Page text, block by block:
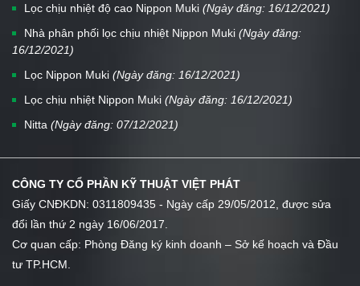
Lọc chịu nhiệt độ cao Nippon Muki (Ngày đăng: 16/12/2021)
Nhà phân phối lọc chịu nhiệt Nippon Muki (Ngày đăng:
16/12/2021)
Lọc Nippon Muki (Ngày đăng: 16/12/2021)
Lọc chịu nhiệt Nippon Muki (Ngày đăng: 16/12/2021)
Nitta (Ngày đăng: 07/12/2021)
CÔNG TY CỔ PHẦN KỸ THUẬT VIỆT PHÁT
Giấy CNĐKDN: 0311809435 - Ngày cấp 29/05/2012, được sửa
đổi lần thứ 2 ngày 16/06/2017.
Cơ quan cấp: Phòng Đăng ký kinh doanh – Sở kế hoạch và Đầu
tư TP.HCM.